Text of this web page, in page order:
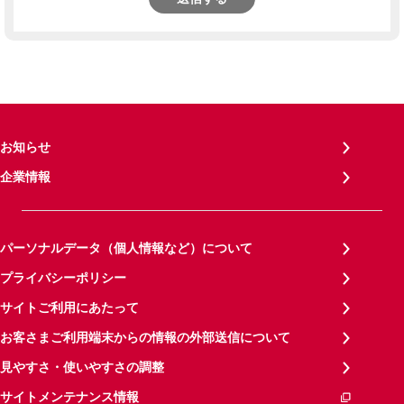
お知らせ
企業情報
パーソナルデータ（個人情報など）について
プライバシーポリシー
サイトご利用にあたって
お客さまご利用端末からの情報の外部送信について
見やすさ・使いやすさの調整
サイトメンテナンス情報